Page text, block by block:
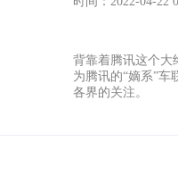
背靠着腾讯这个大
为腾讯的“嫡系”
各界的关注。